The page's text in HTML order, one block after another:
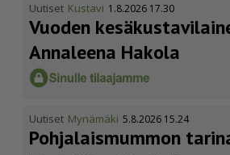
Uutiset Kustavi 1.8.2026 17.30
Vuoden
Annaleena Hakola
Uutiset Mynämäki 5.8.2026 15.24
Pohja­lais­mummon